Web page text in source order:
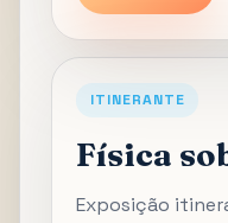
ITINERANTE
Física
Exposição